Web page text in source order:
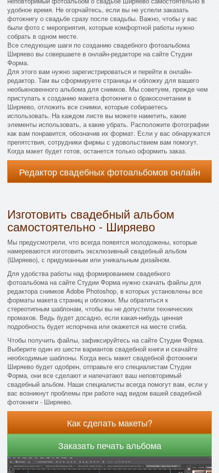
удобное время. Не огорчайтесь, если вы не успели заказать
фотокнигу о свадьбе сразу после свадьбы. Важно, чтобы у вас
были фото с мероприятия, которые комфортной работы нужно
собрать в одном месте.
Все следующие шаги по созданию свадебного фотоальбома
Ширяево вы совершаете в онлайн-редакторе на сайте Студии
Форма.
Для этого вам нужно зарегистрироваться и перейти в онлайн-
редактор. Там вы сформируете страницы и обложку для вашего
необыкновенного альбома для снимков. Мы советуем, прежде чем
приступать к созданию макета фотокниги о бракосочетании в
Ширяево, отложить все снимки, которые собираетесь
использовать. На каждом листе вы можете наметить, какие
элементы использовать, а какие убрать. Расположите фотографии
как вам понравится, обозначив их формат. Если у вас обнаружатся
препятствия, сотрудники фирмы с удовольствием вам помогут.
Когда макет будет готов, останется только оформить заказ.
Редактор свадебных фотоальбомов онлайн
Изготовить свадебный альбом
самостоятельно - Ширяево
Мы предусмотрели, что всегда появятся молодожены, которые
намереваются изготовить эксклюзивный свадебный альбом
(Ширяево), с придуманным или уникальным дизайном.
Для удобства работы над формированием свадебного
фотоальбома на сайте Студии Форма нужно скачать файлы для
редактора снимков Adobe Photoshop, в которых установлены все
форматы макета страниц и обложки. Мы обратиться к
стереотипным шаблонам, чтобы вы не допустили технических
промахов. Ведь будет досадно, если какая-нибудь ценная
подробность будет испорчена или окажется на месте сгиба.
Чтобы получить файлы, зафиксируйтесь на сайте Студии Форма.
Выберите один из шести вариантов свадебной книги и скачайте
необходимые шаблоны. Когда весь макет свадебной фотокниги
Ширяево будет одобрен, отправьте его специалистам Студии
Форма, они все сделают и напечатают ваш неповторимый
свадебный альбом. Наши специалисты всегда помогут вам, если у
вас возникнут проблемы при работе над видом вашей свадебной
фотокниги - Ширяево.
Как сделать макеты?
Заказать печать альбома